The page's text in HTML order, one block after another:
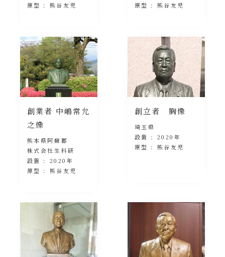
原型 : 熊谷友児
原型 : 熊谷友児
創業者 中嶋常允
之像
熊本県阿蘇郡
株式会社生科研
設置 : 2020年
原型 : 熊谷友児
創立者 胸像
埼玉県
設置 : 2020年
原型 : 熊谷友児